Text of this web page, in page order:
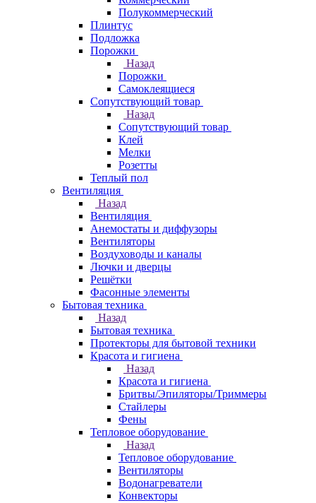
Полукоммерческий
Плинтус
Подложка
Порожки
Назад
Порожки
Самоклеящиеся
Сопутствующий товар
Назад
Сопутствующий товар
Клей
Мелки
Розетты
Теплый пол
Вентиляция
Назад
Вентиляция
Анемостаты и диффузоры
Вентиляторы
Воздуховоды и каналы
Лючки и дверцы
Решётки
Фасонные элементы
Бытовая техника
Назад
Бытовая техника
Протекторы для бытовой техники
Красота и гигиена
Назад
Красота и гигиена
Бритвы/Эпиляторы/Триммеры
Стайлеры
Фены
Тепловое оборудование
Назад
Тепловое оборудование
Вентиляторы
Водонагреватели
Конвекторы